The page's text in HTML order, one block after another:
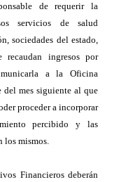
de requerir la
servicios de salud
sociedades del estado,
ingresos por
a la Oficina
del mes siguiente al que
proceder a incorporar
percibido y las
los mismos.
Financieros deberán